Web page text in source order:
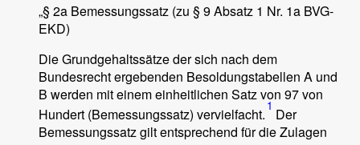
„§ 2a Bemessungssatz (zu § 9 Absatz 1 Nr. 1a BVG-
EKD)
Die Grundgehaltssätze der sich nach dem
Bundesrecht ergebenden Besoldungstabellen A und
B werden mit einem einheitlichen Satz von 97 von
Hundert (Bemessungssatz) vervielfacht. 1 Der
Bemessungssatz gilt entsprechend für die Zulagen